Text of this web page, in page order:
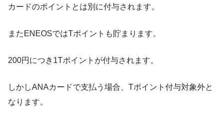
カードのポイントとは別に付与されます。
またENEOSではTポイントも貯まります。
200円につき1Tポイントが付与されます。
しかしANAカードで支払う場合、Tポイント付与対象外と
なります。